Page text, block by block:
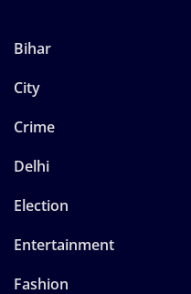
Bihar
City
Crime
Delhi
Election
Entertainment
Fashion